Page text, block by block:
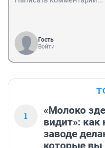
Гость
Войти
1
«Молоко
видит»:
заводе
которые вы